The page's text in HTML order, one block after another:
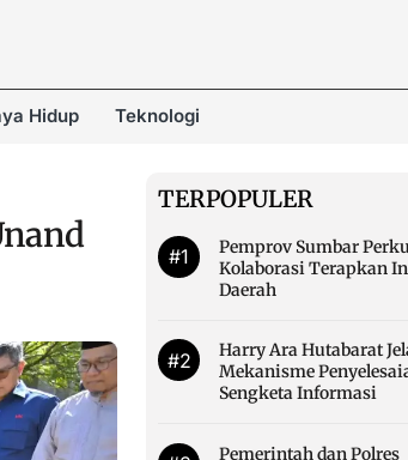
Hidup Teknologi
TERPOPULER
#1
Pemprov Sumbar
Kolaborasi Terapkan
Daerah
#2
Harry Ara Hutabarat
Mekanisme
Sengketa Informasi
Pemerintah dan Polres